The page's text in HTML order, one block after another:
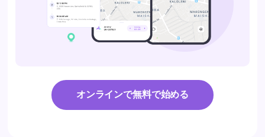
オンラインで無料で始める